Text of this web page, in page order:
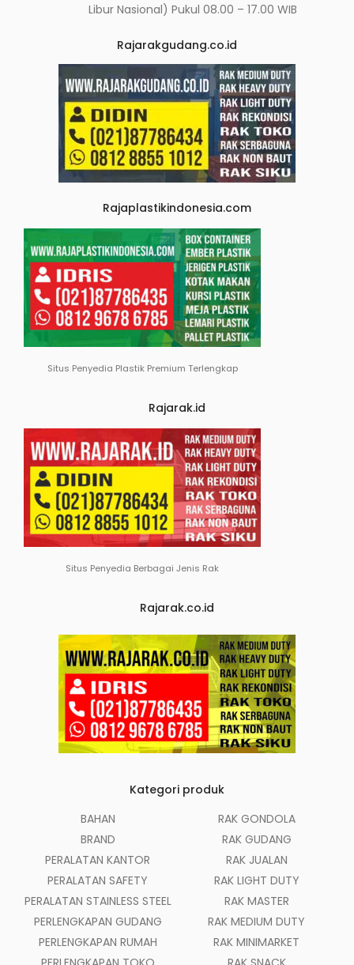
Libur Nasional) Pukul 08.00 – 17.00 WIB
Rajarakgudang.co.id
Rajaplastikindonesia.com
Situs Penyedia Plastik Premium Terlengkap
Rajarak.id
Situs Penyedia Berbagai Jenis Rak
Rajarak.co.id
Kategori produk
BAHAN
BRAND
PERALATAN KANTOR
PERALATAN SAFETY
PERALATAN STAINLESS STEEL
PERLENGKAPAN GUDANG
PERLENGKAPAN RUMAH
RAK GONDOLA
RAK GUDANG
RAK JUALAN
RAK LIGHT DUTY
RAK MASTER
RAK MEDIUM DUTY
RAK MINIMARKET